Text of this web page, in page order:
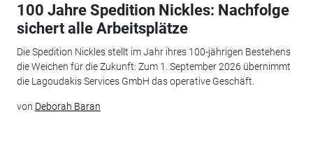
100 Jahre Spedition Nickles: Nachfolge
sichert alle Arbeitsplätze
Die Spedition Nickles stellt im Jahr ihres 100-jährigen Bestehens
die Weichen für die Zukunft: Zum 1. September 2026 übernimmt
die Lagoudakis Services GmbH das operative Geschäft.
von Deborah Baran